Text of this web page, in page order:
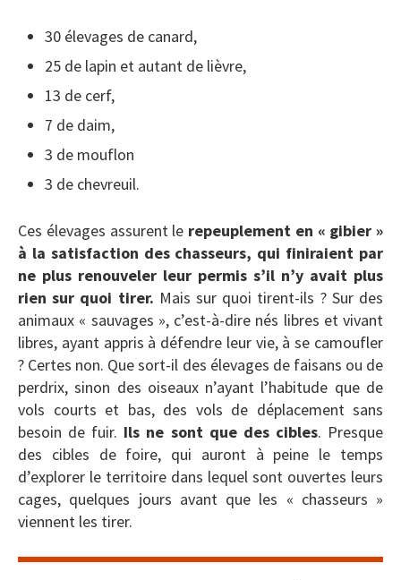
30 élevages de canard,
25 de lapin et autant de lièvre,
13 de cerf,
7 de daim,
3 de mouflon
3 de chevreuil.
Ces élevages assurent le repeuplement en « gibier »
à la satisfaction des chasseurs, qui finiraient par
ne plus renouveler leur permis s’il n’y avait plus
rien sur quoi tirer. Mais sur quoi tirent-ils ? Sur des
animaux « sauvages », c’est-à-dire nés libres et vivant
libres, ayant appris à défendre leur vie, à se camoufler
? Certes non. Que sort-il des élevages de faisans ou de
perdrix, sinon des oiseaux n’ayant l’habitude que de
vols courts et bas, des vols de déplacement sans
besoin de fuir. Ils ne sont que des cibles. Presque
des cibles de foire, qui auront à peine le temps
d’explorer le territoire dans lequel sont ouvertes leurs
cages, quelques jours avant que les « chasseurs »
viennent les tirer.